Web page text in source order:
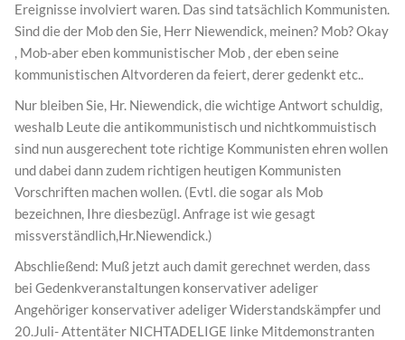
Ereignisse involviert waren. Das sind tatsächlich Kommunisten.
Sind die der Mob den Sie, Herr Niewendick, meinen? Mob? Okay
, Mob-aber eben kommunistischer Mob , der eben seine
kommunistischen Altvorderen da feiert, derer gedenkt etc..
Nur bleiben Sie, Hr. Niewendick, die wichtige Antwort schuldig,
weshalb Leute die antikommunistisch und nichtkommuistisch
sind nun ausgerechent tote richtige Kommunisten ehren wollen
und dabei dann zudem richtigen heutigen Kommunisten
Vorschriften machen wollen. (Evtl. die sogar als Mob
bezeichnen, Ihre diesbezügl. Anfrage ist wie gesagt
missverständlich,Hr.Niewendick.)
Abschließend: Muß jetzt auch damit gerechnet werden, dass
bei Gedenkveranstaltungen konservativer adeliger
Angehöriger konservativer adeliger Widerstandskämpfer und
20.Juli- Attentäter NICHTADELIGE linke Mitdemonstranten